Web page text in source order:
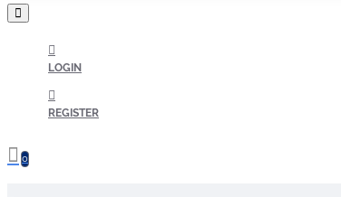
LOGIN
REGISTER
0